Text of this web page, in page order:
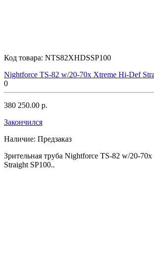
Код товара: NTS82XHDSSP100
Nightforce TS-82 w/20-70x Xtreme Hi-Def
0
380 250.00 р.
Закончился
Наличие: Предзаказ
Зрительная труба Nightforce TS-82 w/20-
Straight SP100..